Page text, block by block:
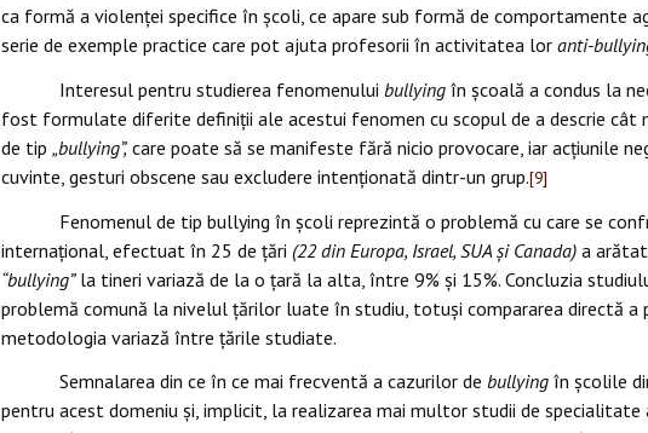
ca formă a violenței specifice în școli, ce apare sub formă de comportamente
serie de exemple practice care pot ajuta profesorii în activitatea lor anti-
Interesul pentru studierea fenomenului bullying în şcoală a condus la
fost formulate diferite definiții ale acestui fenomen cu scopul de a descrie
de tip „bullying”, care poate să se manifeste fără nicio provocare, iar acțiunile
cuvinte, gesturi obscene sau excludere intenționată dintr-un grup.[9]
Fenomenul de tip bullying în şcoli reprezintă o problemă cu care se
internaţional, efectuat în 25 de ţări (22 din Europa, Israel, SUA şi Canada) a
“bullying”la tineri variază de la o ţară la alta, între 9% şi 15%. Concluzia
problemă comună la nivelul ţărilor luate în studiu, totuşi compararea directă a
metodologia variază între ţările studiate.
Semnalarea din ce în ce mai frecventă a cazurilor de bullying în şcolile
pentru acest domeniu şi, implicit, la realizarea mai multor studii de